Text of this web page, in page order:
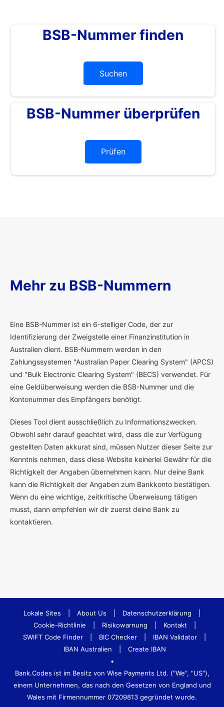
BSB-Nummer finden
Suchen
BSB-Nummer überprüfen
Prüfen
Mehr zu BSB-Nummern
Eine BSB-Nummer ist ein 6-stelliger Code, der zur
Identifizierung der Zweigstelle einer Finanzinstitution in
Australien dient. BSB-Nummern werden in den
Zahlungssystemen "Australian Paper Clearing System" (APCS)
und "Bulk Electronic Clearing System" (BECS) verwendet. Für
eine Geldüberweisung werden die BSB-Nummer und die
Kontonummer des Empfängers benötigt.
Dieses Tool dient ausschließlich zu Informationszwecken.
Obwohl sehr darauf geachtet wird, dass die zur Verfügung
gestellten Daten akkurat sind, müssen Nutzer dieser Seite zur
Kenntnis nehmen, dass diese Website keinerlei Gewähr für die
Richtigkeit der Angaben übernehmen kann. Nur deine Bank
kann die Richtigkeit der Angaben zum Bankkonto bestätigen.
Wenn du eine wichtige, zeitkritische Überweisung tätigen
musst, dann empfehlen wir dir zuerst deine Bank zu
kontaktieren.
Lokale Sites About Us Datenschutzerklärung
Cookie-Richtlinie
Risikowarnung Kontakt
SWIFT Code Finder
BIC Checker IBAN Validator
IBAN Australien
Create IBAN
•
Bank.Codes ist im Besitz von Wise Payments Ltd. ("We", "US"),
einem Unternehmen, das nach den Gesetzen von England und
Wales mit Firmennummer 07209813 gegründet wurde.